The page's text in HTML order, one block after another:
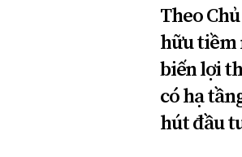
ĐA CHIỀU
Quan điểm
Xi nhan Trái Phải
Bạn đọc viết
Theo
hữu tiềm
biến lợi
có hạ
hút đầu